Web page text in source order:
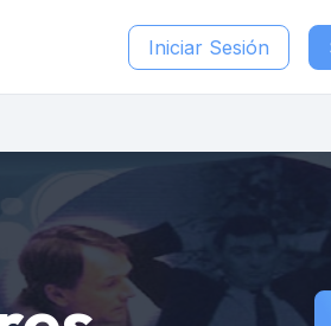
Iniciar Sesión